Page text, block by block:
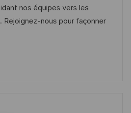
nos équipes vers les
Rejoignez-nous pour façonner